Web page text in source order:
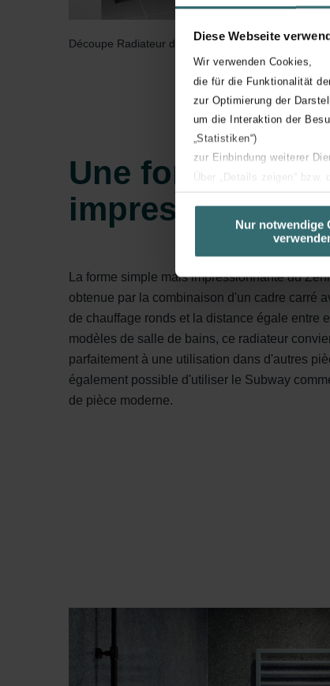
Diese Webseite
Wir verwenden Cookies,
die für die Funktionalität
zur Optimierung der
um die Interaktion der
„Statistiken“)
zur Einbindung weiterer
Über „Details zeigen“
unserer Website
basierend auf Ihren
Datenschutzerklärung
Datenschutzerklärung
Zehnder Group AG: Data
Zehnder Group België
Zehnder Group Czech
Zehnder Group France:
Zehnder Group İç
Nur notwendige
Découpe Radiateur décoratif
Une forme
La forme simple mais impressionnante du
obtenue par la combinaison d'un cadre carré
de chauffage ronds et la distance égale entre
modèles de salle de bains, ce radiateur
parfaitement à une utilisation dans d'autres
également possible d'utiliser le Subway
de pièce moderne.